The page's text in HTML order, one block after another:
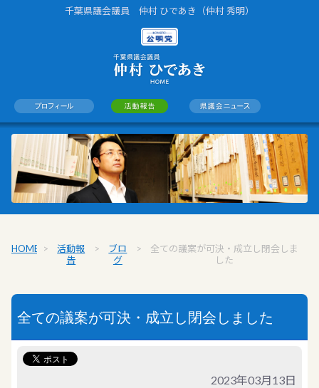
千葉県議会議員 仲村 ひであき（仲村 秀明）
HOME >
活動報
告
>
ブロ
グ
>
全ての議案が可決・成立し閉会しま
した
全ての議案が可決・成立し閉会しました
2023年03月13日